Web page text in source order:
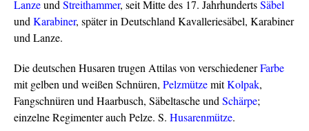
Lanzeund Streithammer, seit Mitte des 17. JahrhundertsSäbel
und Karabiner, später in Deutschland Kavalleriesäbel, Karabiner
und Lanze.
Die deutschen Husaren trugen Attilas von verschiedenerFarbe
mit gelben und weißen Schnüren, PelzmützemitKolpak,
Fangschnüren und Haarbusch, Säbeltasche und Schärpe;
einzelne Regimenter auch Pelze. S. Husarenmütze.